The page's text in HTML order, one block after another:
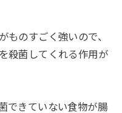
ものすごく強いので、
殺菌してくれる作用が
できていない食物が腸